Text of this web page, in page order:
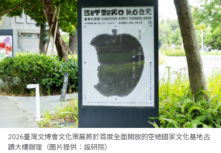
2026臺灣文博會文化策展將於首度全面開放的空總國家文化基地古
蹟大樓辦理（圖片提供：設研院）